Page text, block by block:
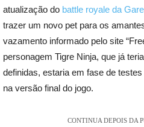
atualização do battle royale da
trazer um novo pet para os
vazamento informado pelo site
personagem Tigre Ninja, que já
definidas, estaria em fase de
na versão final do jogo.
CONTINUA DEPOIS DA